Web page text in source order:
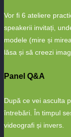
Vor fi 6 ateliere
speakerii invitați,
modele (mire și
lăsa și să creezi
Panel Q&A
După ce vei asculta
întrebări. În timpul
videografi și invers.